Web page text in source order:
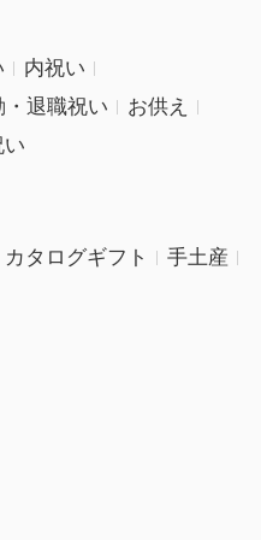
内祝い
退職祝い
お供え
い
カタログギフト
手土産